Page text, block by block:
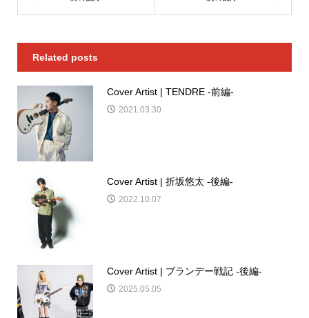
Related posts
Cover Artist | TENDRE -前編-
2021.03.30
Cover Artist | 折坂悠太 -後編-
2022.10.07
Cover Artist | ブランデー戦記 -後編-
2025.05.05